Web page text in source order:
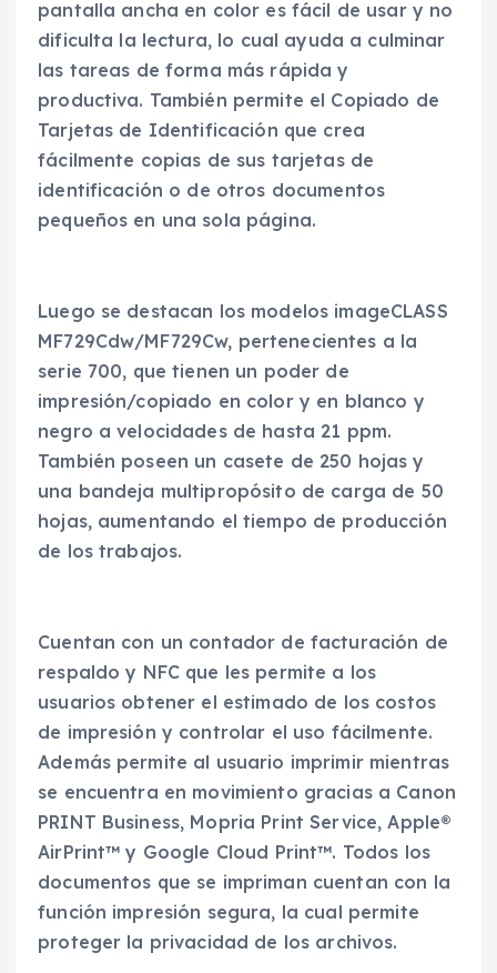
pantalla ancha en color es fácil de usar y no
dificulta la lectura, lo cual ayuda a culminar
las tareas de forma más rápida y
productiva. También permite el Copiado de
Tarjetas de Identificación que crea
fácilmente copias de sus tarjetas de
identificación o de otros documentos
pequeños en una sola página.
Luego se destacan los modelos imageCLASS
MF729Cdw/MF729Cw, pertenecientes a la
serie 700, que tienen un poder de
impresión/copiado en color y en blanco y
negro a velocidades de hasta 21 ppm.
También poseen un casete de 250 hojas y
una bandeja multipropósito de carga de 50
hojas, aumentando el tiempo de producción
de los trabajos.
Cuentan con un contador de facturación de
respaldo y NFC que les permite a los
usuarios obtener el estimado de los costos
de impresión y controlar el uso fácilmente.
Además permite al usuario imprimir mientras
se encuentra en movimiento gracias a Canon
PRINT Business, Mopria Print Service, Apple®
AirPrint™ y Google Cloud Print™. Todos los
documentos que se impriman cuentan con la
función impresión segura, la cual permite
proteger la privacidad de los archivos.